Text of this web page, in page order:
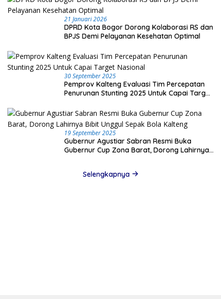
21 Januari 2026
DPRD Kota Bogor Dorong Kolaborasi RS dan
BPJS Demi Pelayanan Kesehatan Optimal
30 September 2025
Pemprov Kalteng Evaluasi Tim Percepatan
Penurunan Stunting 2025 Untuk Capai Target
19 September 2025
Gubernur Agustiar Sabran Resmi Buka
Gubernur Cup Zona Barat, Dorong Lahirnya
Selengkapnya